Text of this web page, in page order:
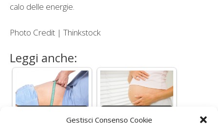
Gestisci Consenso Cookie
calo delle energie.
Photo Credit | Thinkstock
Leggi anche:
esiste un limite
dopo i 30 anni